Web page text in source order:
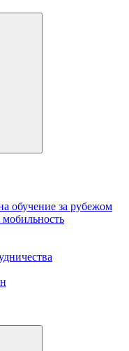
обучение за рубежом